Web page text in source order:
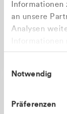
an unsere
Analysen
zusammen,
gesammelt
Notwendig
Präferenzen
Zu